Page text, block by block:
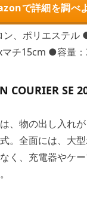
で詳細を調べ
、ポリエステ
チ15cm ●容量
COURIER SE
、物の出し入れ
。全面には、大
く、充電器やケ